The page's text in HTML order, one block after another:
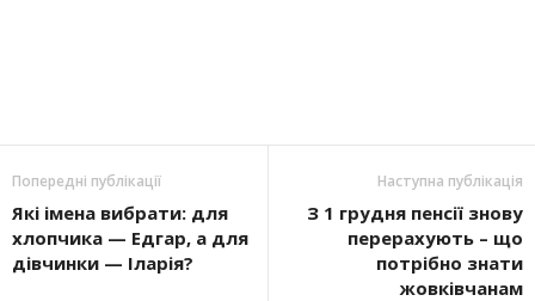
Попередні публікації
Які імена вибрати: для
хлопчика — Едгар, а для
дівчинки — Іларія?
Наступна публікація
З 1 грудня пенсії знову
перерахують – що
потрібно знати
жовківчанам